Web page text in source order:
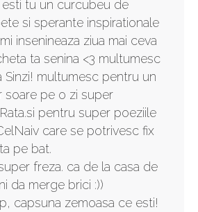
tu un curcubeu de
si sperante inspirationale
insenineaza ziua mai ceva
ta senina <3 multumesc
Sinzi! multumesc pentru un
soare pe o zi super
pentru super poeziile
care se potrivesc fix
pe bat.
freza. ca de la casa de
da merge brici :))
capsuna zemoasa ce esti!